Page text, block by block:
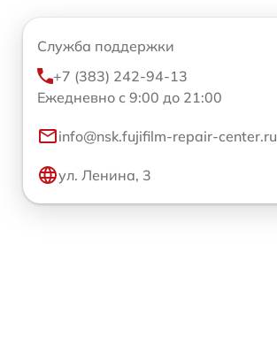
Служба поддержки
+7 (383) 242-94-13
Ежедневно с 9:00 до 21:00
info@nsk.fujifilm-repair-center.ru
ул. Ленина, 3